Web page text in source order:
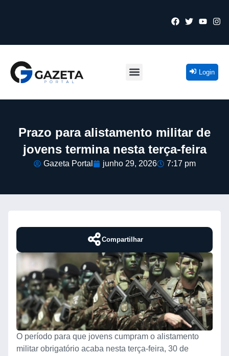
Login
Prazo para alistamento militar de
jovens termina nesta terça-feira
Gazeta Portal junho 29, 2026 7:17 pm
Compartilhar
O período para que jovens cumpram o alistamento
militar obrigatório acaba nesta terça-feira, 30 de